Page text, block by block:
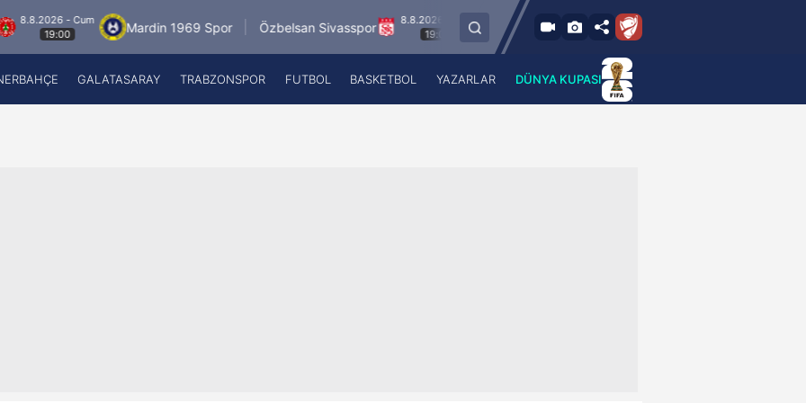
- Cum
Mardin 1969 Spor Özbelsan Sivasspor
8.8.2026 - Cum
19:00
Esenler Erokspor Hesap.com Antalyaspor
A Haber Radyo
GALATASARAY TRABZONSPOR FUTBOL BASKETBOL YAZARLAR DÜNYA KUPASI